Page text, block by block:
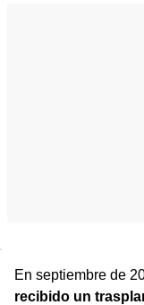
En septiembre de
recibido un